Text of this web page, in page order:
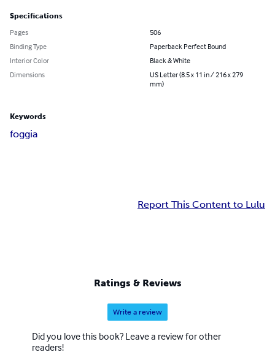
Specifications
Pages
506
Binding Type
Paperback Perfect Bound
Interior Color
Black & White
Dimensions
US Letter (8.5 x 11 in / 216 x 279
mm)
Keywords
foggia
Report This Content to Lulu
Ratings & Reviews
Write a review
Did you love this book? Leave a review for other
readers!